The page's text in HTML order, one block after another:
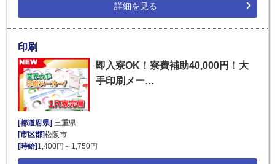
詳細を見る
印刷
即入寮OK！寮費補助40,000円！大
手印刷メー…
[都道府県]三重県
[市区郡]松阪市
[時給]1,400円～1,750円